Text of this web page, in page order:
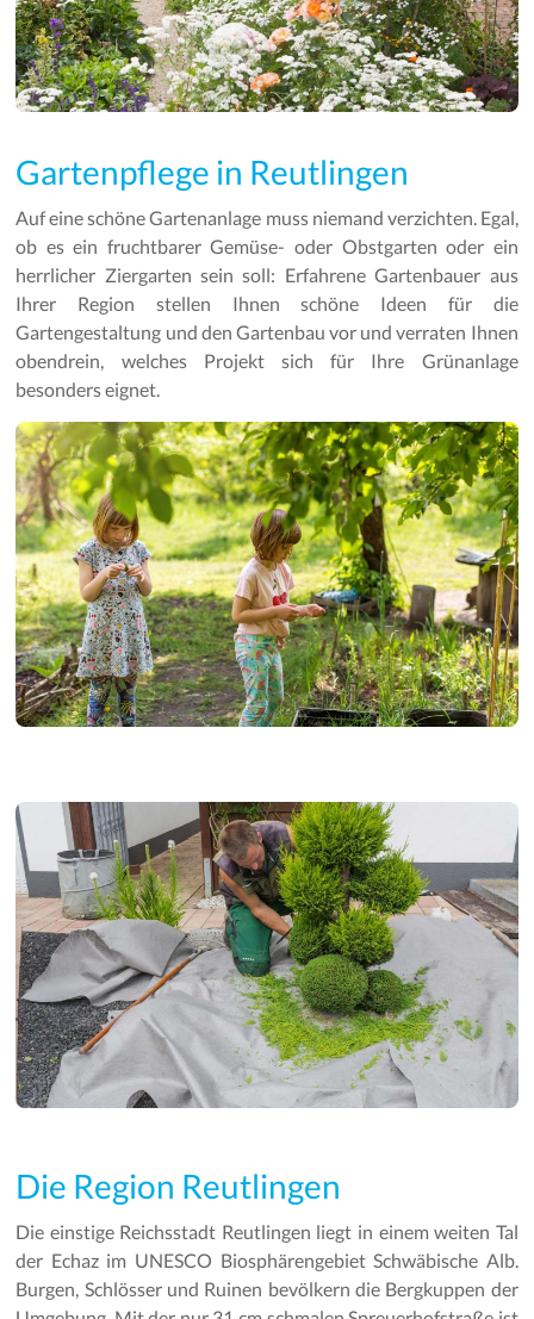
Gartenpflege in Reutlingen
Auf eine schöne Gartenanlage muss niemand verzichten. Egal,
ob es ein fruchtbarer Gemüse- oder Obstgarten oder ein
herrlicher Ziergarten sein soll: Erfahrene Gartenbauer aus
Ihrer Region stellen Ihnen schöne Ideen für die
Gartengestaltung und den Gartenbau vor und verraten Ihnen
obendrein, welches Projekt sich für Ihre Grünanlage
besonders eignet.
Die Region Reutlingen
Die einstige Reichsstadt Reutlingen liegt in einem weiten Tal
der Echaz im UNESCO Biosphärengebiet Schwäbische Alb.
Burgen, Schlösser und Ruinen bevölkern die Bergkuppen der